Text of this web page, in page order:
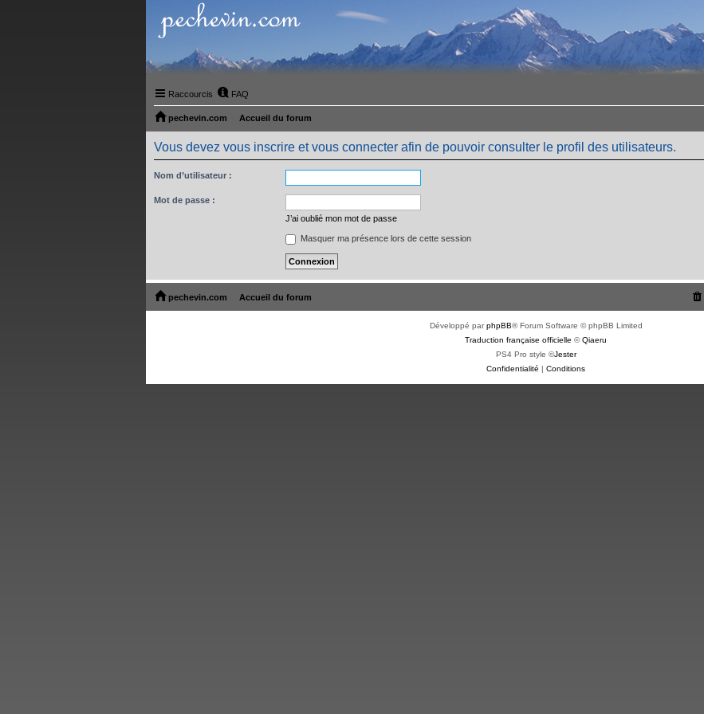
Raccourcis FAQ
pechevin.com Accueil du forum
Vous devez vous inscrire et vous connecter afin de pouvoir consulter le profil des utilisateurs.
Nom d’utilisateur :
Mot de passe :
J’ai oublié mon mot de passe
Masquer ma présence lors de cette session
pechevin.com Accueil du forum
Développé parphpBB® Forum Software © phpBB Limited
Traduction française officielle ©Qiaeru
PS4 Pro style ©Jester
Confidentialité | Conditions